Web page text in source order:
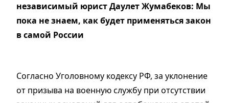
независимый юрист Даулет Жумабеков: Мы
пока не знаем, как будет применяться закон
в самой России
Согласно Уголовному кодексу РФ, за уклонение
от призыва на военную службу при отсутствии